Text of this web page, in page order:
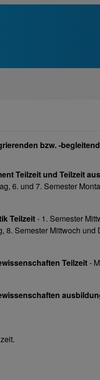
bzw. -
Teilzeit und Teilzeit
6. und 7. Semester
Teilzeit- 1. Semester
8. Semester Mittwoch und
Teilzeit-